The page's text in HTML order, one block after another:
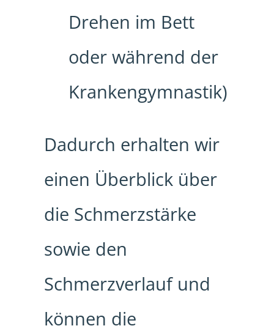
Drehen im Bett
oder während der
Krankengymnastik)
Dadurch erhalten wir
einen Überblick über
die Schmerzstärke
sowie den
Schmerzverlauf und
können die